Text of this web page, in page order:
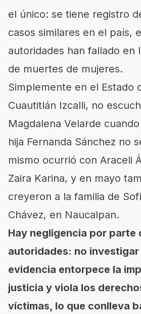
el único: se tiene registro
casos similares en el país,
autoridades han fallado en
de muertes de mujeres.
Simplemente en el Estado
Cuautitlán Izcalli, no
Magdalena Velarde
hija Fernanda Sánchez no
mismo ocurrió con Araceli
Zaira Karina, y en mayo
creyeron a la familia de
Chávez, en Naucalpan.
Hay negligencia por parte
autoridades: no
evidencia entorpece la
justicia y viola los
víctimas, lo que conlleva